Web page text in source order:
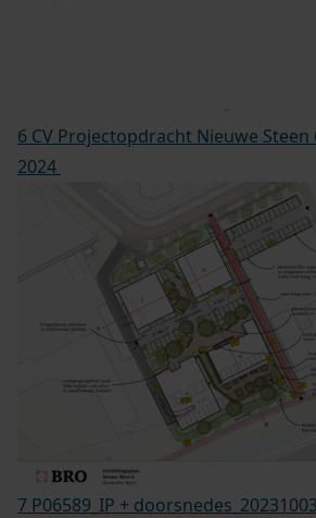
6 CV Projectopdracht Nieuwe Steen
2024
7 P06589_IP +